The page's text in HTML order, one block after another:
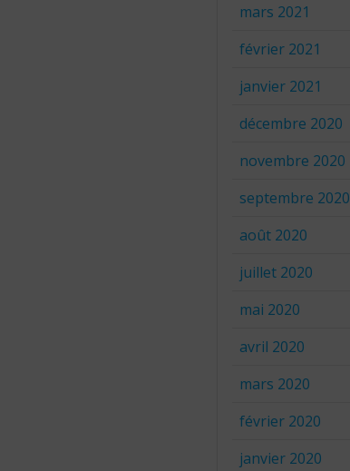
mars 2021
février 2021
janvier 2021
décembre 2020
novembre 2020
septembre 2020
août 2020
juillet 2020
mai 2020
avril 2020
mars 2020
février 2020
janvier 2020